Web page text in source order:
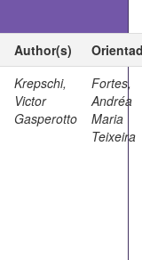
Author(s)
Krepschi,
Victor
Gasperotto
Fortes,
Andréa
Maria
Teixeira